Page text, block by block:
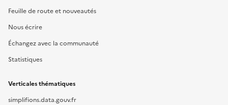
Feuille de route et nouveautés
Nous écrire
Échangez avec la communauté
Statistiques
Verticales thématiques
simplifions.data.gouv.fr